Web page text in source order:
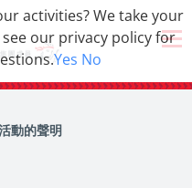
動的聲明
activities? We take your
our privacy policy for
Yes No